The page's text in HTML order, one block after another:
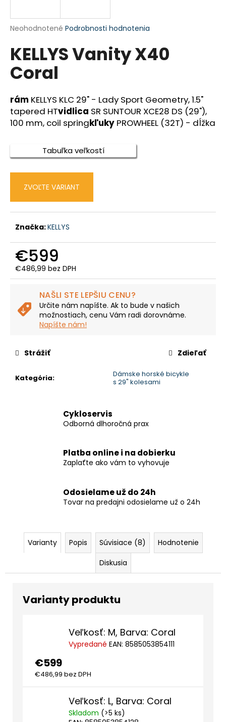
Priemerné
produktu
je
0,0
z
hviezdičiek.
Neohodnotené Podrobnosti hodnotenia
KELLYS Vanity X40
Coral
rám KELLYS KLC 29" - Lady Sport Geometry, 1.5"
tapered HTvidlica SR SUNTOUR XCE28 DS (29"),
100 mm, coil springkľuky PROWHEEL (32T) - dĺžka
Tabuľka veľkostí
ZVOĽTE VARIANT
Značka:KELLYS
€599
€486,99 bez DPH
Jednotková
NAŠLI STE LEPŠIU CENU?
Určite nám napíšte. Ak to bude v našich
možnostiach, cenu Vám radi dorovnáme.
Napíšte nám!
Kategória:
Dámske horské bicykle
s 29" kolesami
Strážiť Zdieľať
Cykloservis
Odborná dlhoročná prax
Platba online i na dobierku
Zaplaťte ako vám to vyhovuje
Odosielame už do 24h
Tovar na predajni odosielame už o 24h
Varianty Popis Súvisiace (8)
Hodnotenie
Diskusia
Veľkosť: M, Barva: Coral
Vypredané EAN: 8585053854111
€599
€486,99 bez DPH
Veľkosť: L, Barva: Coral
Skladom (>5 ks)
j
ť
?
HĽADAŤ
O
d
r
ú
č
a
m
e
AREON
MATNÁ
BÉŽOVÁ
ČIERNA
700
Pôvodne: